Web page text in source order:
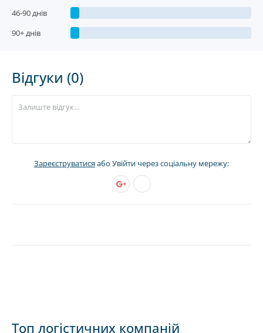
46-90 днів
90+ днів
Відгуки (0)
Зареєструватисяабо Увійти через соціальну мережу:
Топ логістичних компаній